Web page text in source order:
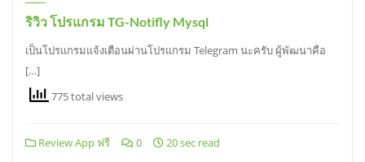
ริวิว โปรแกรม TG-Notifly Mysql
เป็นโปรแกรมแจ้งเตือนผ่านโปรแกรม Telegram นะครับ ผู้พัฒนาคือ
[…]
775 total views
Review App ฟรี 0 20 sec read